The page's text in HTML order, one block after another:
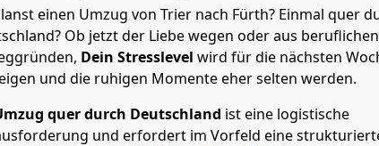
einen Umzug von Trier nach Fürth? Einmal quer
Ob jetzt der Liebe wegen oder aus beruflichen
Dein Stresslevel wird für die nächsten
und die ruhigen Momente eher selten werden.
quer durch Deutschland ist eine logistische
und erfordert im Vorfeld eine